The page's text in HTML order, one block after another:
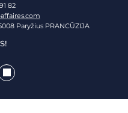
82
Paryžius PRANCŪZIJA